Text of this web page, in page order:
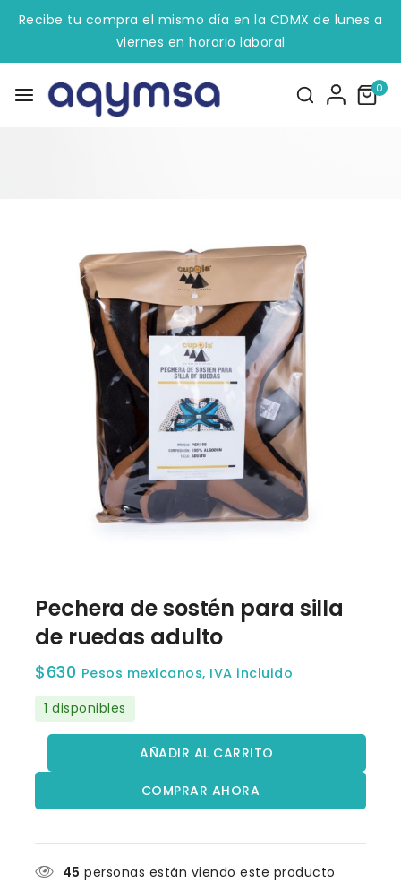
Recibe tu compra el mismo día en la CDMX de lunes a
viernes en horario laboral
0
Pechera de sostén para silla
de ruedas adulto
$630 Pesos mexicanos, IVA incluido
1 disponibles
AÑADIR AL CARRITO
COMPRAR AHORA
45 personas están viendo este producto